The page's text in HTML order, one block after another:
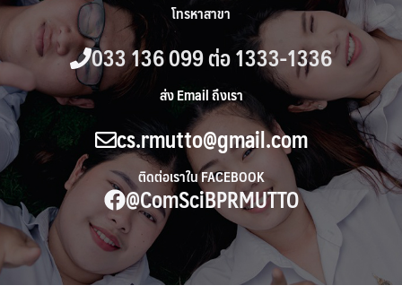
โทรหาสาขา
033 136 099 ต่อ 1333-1336
ส่ง Email ถึงเรา
cs.rmutto@gmail.com
ติดต่อเราใน FACEBOOK
@ComSciBPRMUTTO